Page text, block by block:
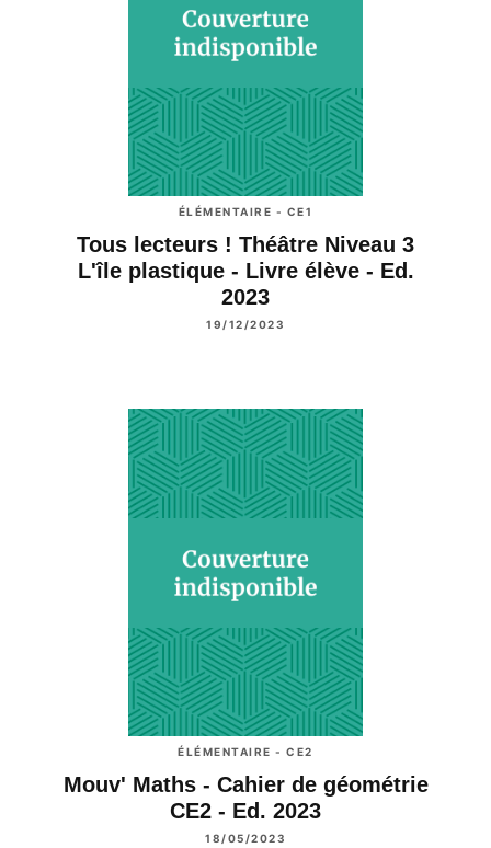
ÉLÉMENTAIRE - CE1
Tous lecteurs ! Théâtre Niveau 3
L'île plastique - Livre élève - Ed.
2023
19/12/2023
ÉLÉMENTAIRE - CE2
Mouv' Maths - Cahier de géométrie
CE2 - Ed. 2023
18/05/2023